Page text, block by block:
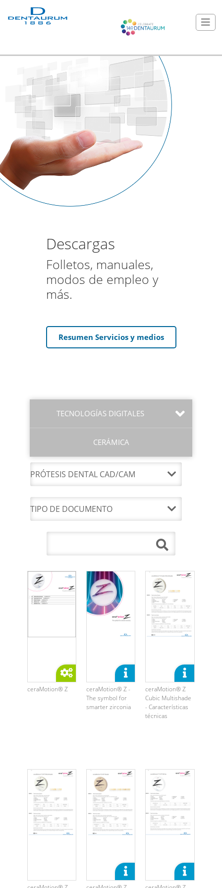
Descargas
Folletos, manuales,
modos de empleo y
más.
Resumen Servicios y medios
TECNOLOGÍAS DIGITALES
CERÁMICA
ceraMotion® Z
ceraMotion® Z -
The symbol for
smarter zirconia
ceraMotion® Z
Cubic Multishade
- Características
técnicas